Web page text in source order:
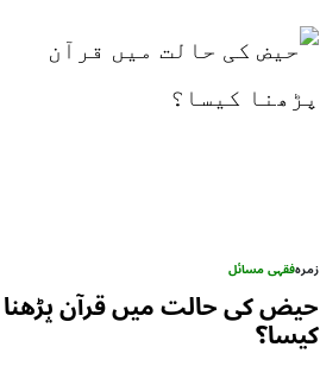
زمرہفقہی مسائل
حیض کی حالت میں قرآن پڑھنا
کیسا؟